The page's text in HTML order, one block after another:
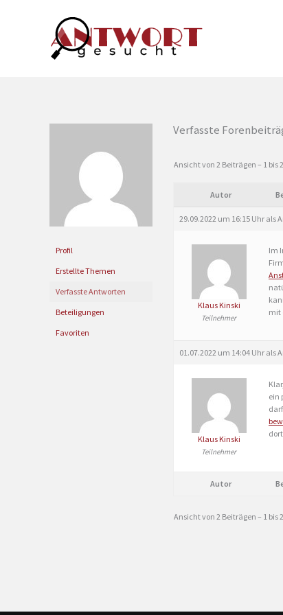
Profil
Erstellte Themen
Verfasste Antworten
Beteiligungen
Favoriten
Verfasste
Ansicht von 2 Beiträgen – 1 bis
Autor
29.09.2022 um 16:15 Uhr als
Klaus Kinski
Teilnehmer
Im
mit
01.07.2022 um 14:04 Uhr als
Klaus Kinski
Teilnehmer
ein
Autor
Ansicht von 2 Beiträgen – 1 bis